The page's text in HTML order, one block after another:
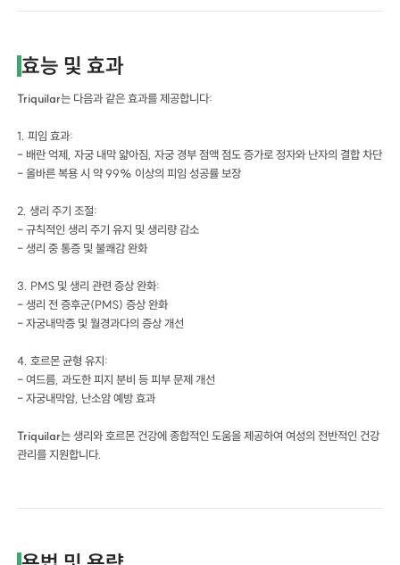
효능 및 효과
Triquilar는 다음과 같은 효과를 제공합니다:
1. 피임 효과:
- 배란 억제, 자궁 내막 얇아짐, 자궁 경부 점액 점도 증가로 정자와 난자의 결합 차단
- 올바른 복용 시 약 99% 이상의 피임 성공률 보장
2. 생리 주기 조절:
- 규칙적인 생리 주기 유지 및 생리량 감소
- 생리 중 통증 및 불쾌감 완화
3. PMS 및 생리 관련 증상 완화:
- 생리 전 증후군(PMS) 증상 완화
- 자궁내막증 및 월경과다의 증상 개선
4. 호르몬 균형 유지:
- 여드름, 과도한 피지 분비 등 피부 문제 개선
- 자궁내막암, 난소암 예방 효과
Triquilar는 생리와 호르몬 건강에 종합적인 도움을 제공하여 여성의 전반적인 건강
관리를 지원합니다.